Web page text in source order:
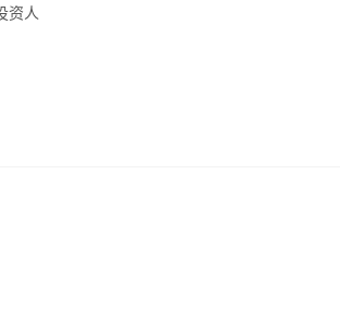
资人